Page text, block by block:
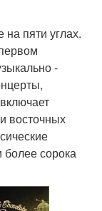
пяти углах.
-
восточных
сорока